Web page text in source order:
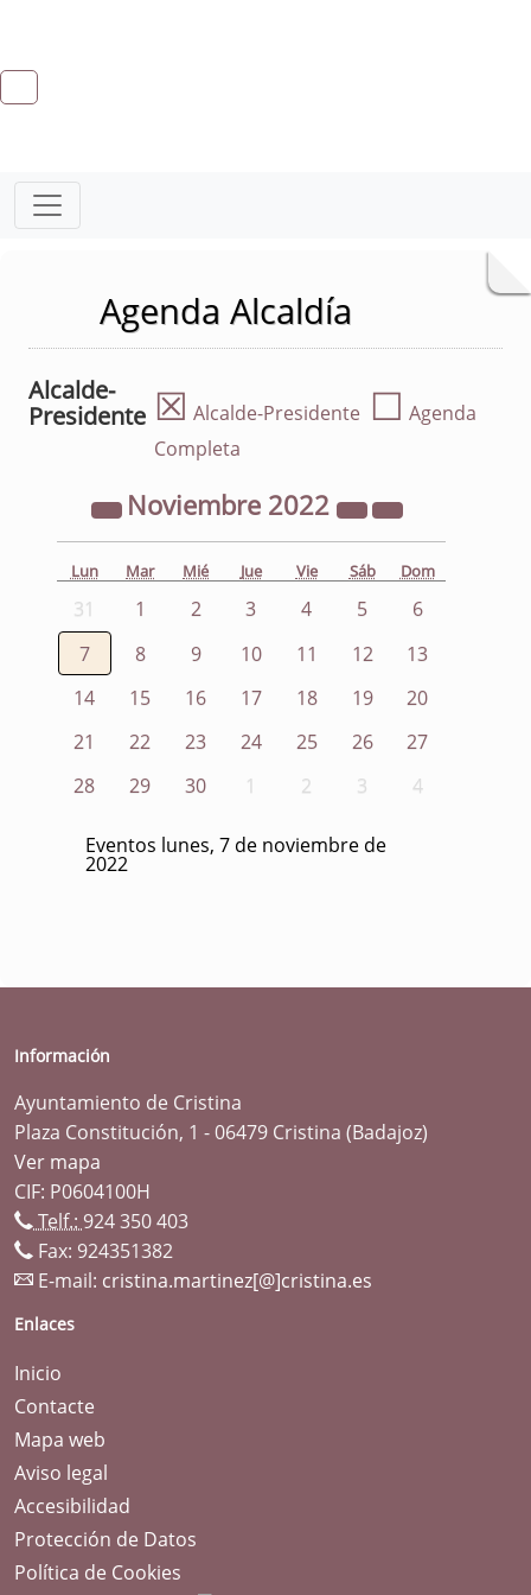
Agenda Alcaldía
Alcalde-
Presidente ☒ Alcalde-Presidente ☐ Agenda
Completa
Noviembre 2022
Lun Mar Mié Jue Vie Sáb Dom
31 1 2 3 4 5
6
7
8 9 10 11 12
13
14
15 16 17 18 19
20
21
22 23 24 25 26
27
28
29 30 1 2 3 4
Eventos lunes, 7 de noviembre de
2022
Información
Ayuntamiento de Cristina
Plaza Constitución, 1 - 06479 Cristina (Badajoz)
Ver mapa
CIF: P0604100H
Telf.: 924 350 403
Fax: 924351382
E-mail: cristina.martinez[@]cristina.es
Enlaces
Inicio
Contacte
Mapa web
Aviso legal
Accesibilidad
Protección de Datos
Política de Cookies